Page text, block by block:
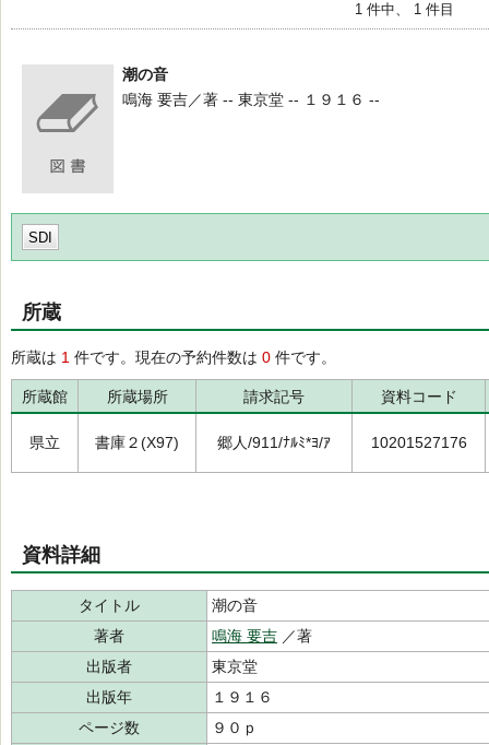
1 件中、 1 件目
潮の音
鳴海 要吉／著 -- 東京堂 -- １９１６ --
SDI
所蔵
所蔵は 1 件です。現在の予約件数は 0 件です。
所蔵館 所蔵場所 請求記号 資料コード
県立 書庫２(X97) 郷人/911/ﾅﾙﾐ*ﾖ/ｱ 10201527176
資料詳細
タイトル
潮の音
著者
鳴海 要吉 ／著
出版者
東京堂
出版年
１９１６
ページ数
９０ｐ